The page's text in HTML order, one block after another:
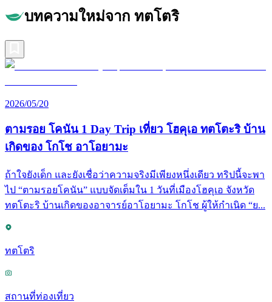
บทความใหม่จาก ทตโตริ
2026/05/20
ตามรอย โคนัน 1 Day Trip เที่ยว โฮคุเอ ทตโตะริ บ้าน
เกิดของ โกโช อาโอยามะ
ถ้าใจยังเด็ก และยังเชื่อว่าความจริงมีเพียงหนึ่งเดียว ทริปนี้จะพา
ไป “ตามรอยโคนัน” แบบจัดเต็มใน 1 วันที่เมืองโฮคุเอ จังหวัด
ทตโตะริ บ้านเกิดของอาจารย์อาโอยามะ โกโช ผู้ให้กำเนิด “ย...
ทตโตริ
สถานที่ท่องเที่ยว